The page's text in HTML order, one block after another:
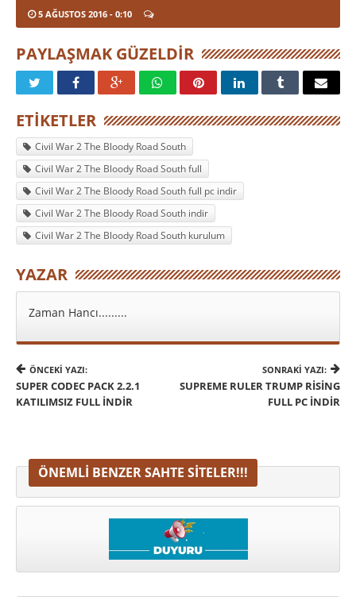
5 AĞUSTOS 2016 - 0:10
PAYLAŞMAK GÜZELDIR
ETIKETLER
Civil War 2 The Bloody Road South
Civil War 2 The Bloody Road South full
Civil War 2 The Bloody Road South full pc indir
Civil War 2 The Bloody Road South indir
Civil War 2 The Bloody Road South kurulum
YAZAR
Zaman Hancı.........
ÖNCEKI YAZI:
SUPER CODEC PACK 2.2.1
KATILIMSIZ FULL INDIR
SONRAKI YAZI:
SUPREME RULER TRUMP RISING
FULL PC İNDIR
ÖNEMLI BENZER SAHTE SITELER!!!